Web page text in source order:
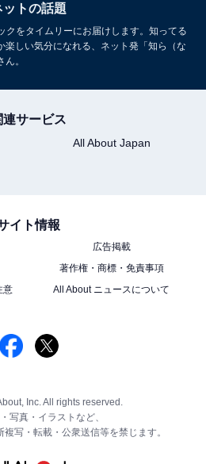
ットの話題
クをタイムリーにお届けします。知ってる
楽しい気分になれる、ネット発「知ら（な
。
連サービス
All About Japan
イト情報
広告掲載
著作権・商標・免責事項
意
All About ニュースについて
Inc. All rights reserved.
写真・イラストなど、
写・転載・公衆送信等を禁じます。